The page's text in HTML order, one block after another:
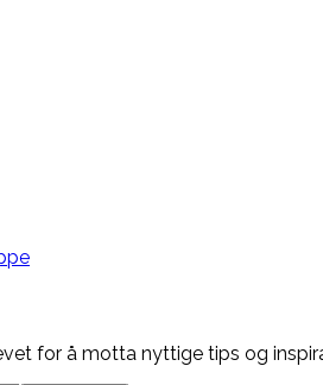
for å motta nyttige tips og